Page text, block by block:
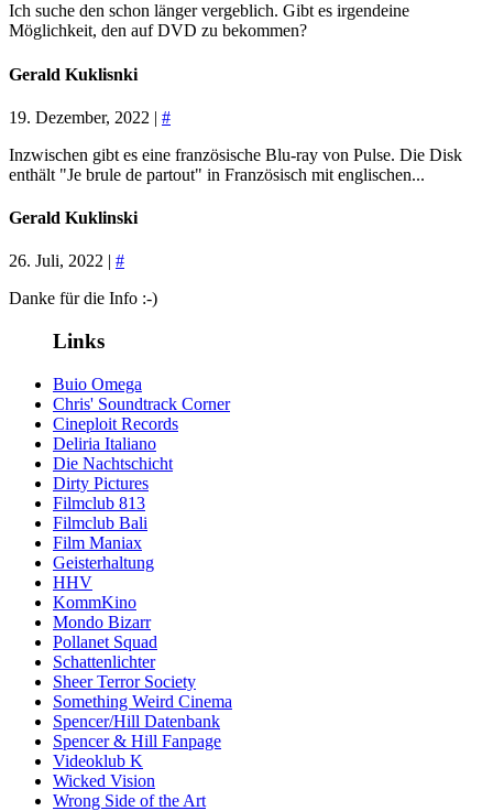
Ich suche den schon länger vergeblich. Gibt es irgendeine
Möglichkeit, den auf DVD zu bekommen?
Gerald Kuklisnki
19. Dezember, 2022 | #
Inzwischen gibt es eine französische Blu-ray von Pulse. Die Disk
enthält "Je brule de partout" in Französisch mit englischen...
Gerald Kuklinski
26. Juli, 2022 | #
Danke für die Info :-)
Links
Buio Omega
Chris' Soundtrack Corner
Cineploit Records
Deliria Italiano
Die Nachtschicht
Dirty Pictures
Filmclub 813
Filmclub Bali
Film Maniax
Geisterhaltung
HHV
KommKino
Mondo Bizarr
Pollanet Squad
Schattenlichter
Sheer Terror Society
Something Weird Cinema
Spencer/Hill Datenbank
Spencer & Hill Fanpage
Videoklub K
Wicked Vision
Wrong Side of the Art